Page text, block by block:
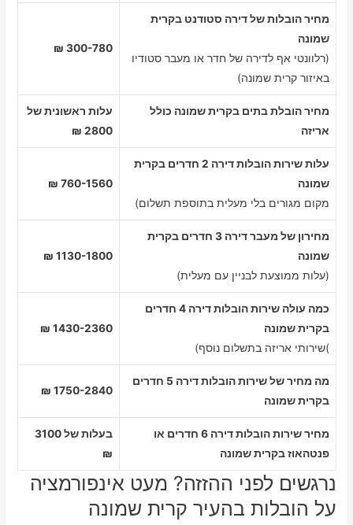
מחיר הובלות של דירה סטודנט בקרית
שמונה
(רלוונטי אף לדירה של חדר או מעבר סטודיו
באיזור קרית שמונה)
300-780 ₪
מחיר הובלת בתים בקרית שמונה כולל
אריזה
עלות ראשונית של
2800 ₪
עלות שירות הובלות דירה 2 חדרים בקרית
שמונה
מקום מגורים בלי מעלית בתוספת תשלום)
760-1560 ₪
מחירון של מעבר דירה 3 חדרים בקרית
שמונה
(עלות ממוצעת לבניין עם מעלית)
1130-1800 ₪
כמה עולה שירות הובלות דירה 4 חדרים
בקרית שמונה
)שירותי אריזה בתשלום נוסף)
1430-2360 ₪
מה מחיר של שירות הובלות דירה 5 חדרים
בקרית שמונה
1750-2840 ₪
מחיר שירות הובלות דירה 6 חדרים או
פנטהאוז בקרית שמונה
בעלות של 3100
₪
נרגשים לפני ההזזה? מעט אינפורמציה
על הובלות בהעיר קרית שמונה